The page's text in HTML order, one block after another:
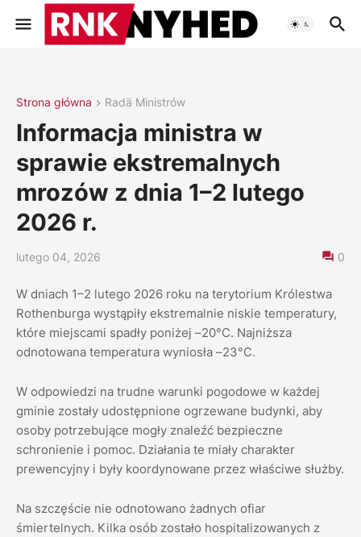
Strona główna Radä Ministrów
Informacja ministra w
sprawie ekstremalnych
mrozów z dnia 1–2 lutego
2026 r.
lutego 04, 2026 0
W dniach 1–2 lutego 2026 roku na terytorium Królestwa
Rothenburga wystąpiły ekstremalnie niskie temperatury,
które miejscami spadły poniżej –20°C. Najniższa
odnotowana temperatura wyniosła –23°C.
W odpowiedzi na trudne warunki pogodowe w każdej
gminie zostały udostępnione ogrzewane budynki, aby
osoby potrzebujące mogły znaleźć bezpieczne
schronienie i pomoc. Działania te miały charakter
prewencyjny i były koordynowane przez właściwe służby.
Na szczęście nie odnotowano żadnych ofiar
śmiertelnych. Kilka osób zostało hospitalizowanych z